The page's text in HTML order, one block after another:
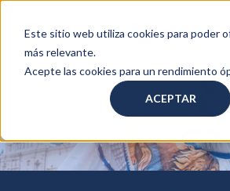
Este sitio web utiliza cookies para poder
más relevante.
Acepte las cookies para un rendimiento
ACEPTAR